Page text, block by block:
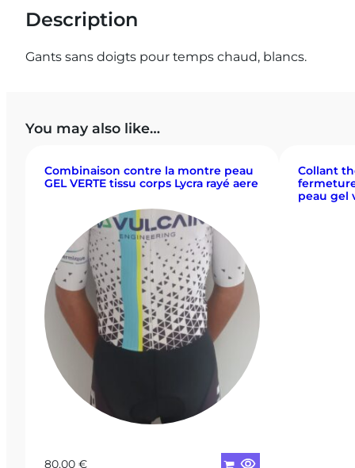
Description
Gants sans doigts pour temps chaud, blancs.
You may also like…
Combinaison contre la montre peau
GEL VERTE tissu corps Lycra rayé aere
80,00 €
Collant
peau gel